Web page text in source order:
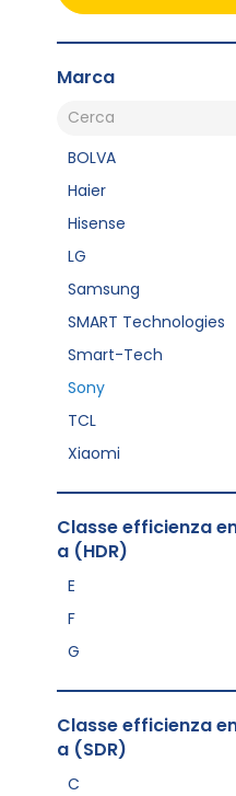
Marca
BOLVA
Haier
Hisense
LG
Samsung
SMART Technologies
Smart-Tech
Sony
TCL
Xiaomi
Classe efficienza
a (HDR)
E
F
G
Classe efficienza
a (SDR)
C